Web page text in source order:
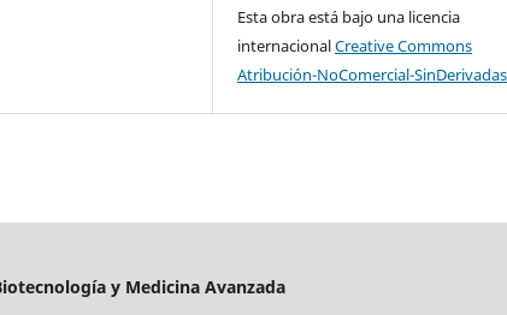
Esta obra está bajo una licencia
internacionalCreative Commons
Atribución-NoComercial-
y Medicina Avanzada